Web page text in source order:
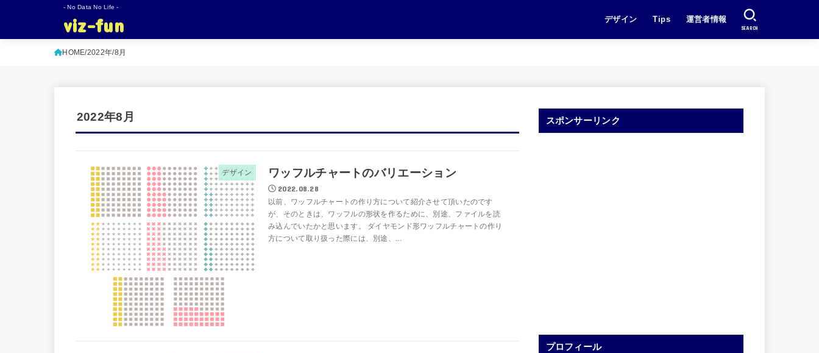
- No Data No Life -
viz-fun デザイン Tips 運営者情報
SEARCH
HOME 2022年 8月
2022年8月
デザイン ワッフルチャートのバリエーション
2022.08.28
以前、ワッフルチャートの作り方について紹介させて頂いたのです
が、そのときは、ワッフルの形状を作るために、別途、ファイルを読
み込んでいたかと思います。 ダイヤモンド形ワッフルチャートの作り
方について取り扱った際には、別途、...
スポンサーリンク
プロフィール